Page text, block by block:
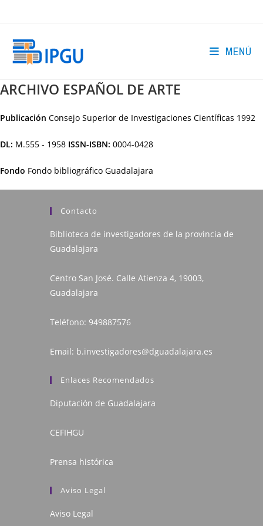
MENÚ
ARCHIVO ESPAÑOL DE ARTE
Publicación Consejo Superior de Investigaciones Científicas 1992
DL: M.555 - 1958 ISSN-ISBN: 0004-0428
Fondo Fondo bibliográfico Guadalajara
Contacto
Biblioteca de investigadores de la provincia de
Guadalajara
Centro San José. Calle Atienza 4, 19003,
Guadalajara
Teléfono: 949887576
Email: b.investigadores@dguadalajara.es
Enlaces Recomendados
Diputación de Guadalajara
CEFIHGU
Prensa histórica
Aviso Legal
Aviso Legal